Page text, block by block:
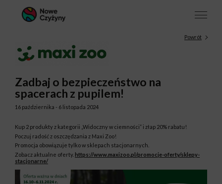
Powrót
Zadbaj o bezpieczeństwo na
spacerach z pupilem!
16 października - 6 listopada 2024
Kup 2 produkty z kategorii „Widoczny w ciemności” i złap 20% rabatu!
Poczuj radość z oszczędzania z Maxi Zoo!
Promocja obowiązuje tylko w sklepach stacjonarnych.
Zobacz aktualne oferty. https://www.maxizoo.pl/promocje-oferty/sklepy-
stacjonarne/